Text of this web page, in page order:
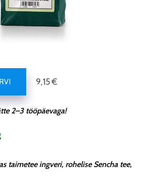
9,15 €
2–3 tööpäevaga!
taimetee ingveri, rohelise Sencha tee,